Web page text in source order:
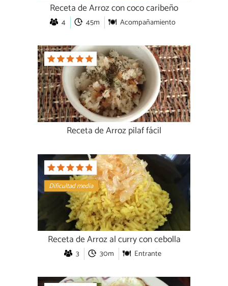
Receta de Arroz con coco caribeño
4 45m Acompañamiento
Receta de Arroz pilaf fácil
Dificultad media
Receta de Arroz al curry con cebolla
3 30m Entrante